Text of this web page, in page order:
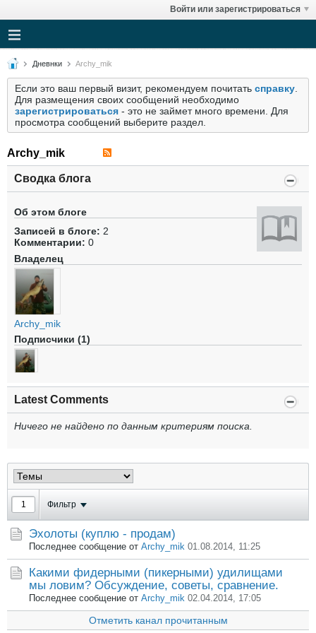
Войти или зарегистрироваться
Дневнки Archy_mik
Если это ваш первый визит, рекомендуем почитать справку
Для размещения своих сообщений необходимо
зарегистрироваться - это не займет много времени. Для
просмотра сообщений выберите раздел.
Archy_mik
Сводка блога
Об этом блоге
Записей в блоге: 2
Комментарии: 0
Владелец
Archy_mik
Подписчики (1)
Latest Comments
Ничего не найдено по данным критериям поиска.
Фильтр
Эхолоты (куплю - продам)
Последнее сообщение от Archy_mik 01.08.2014, 11:25
Какими фидерными (пикерными) удилищами
мы ловим? Обсуждение, советы, сравнение.
Последнее сообщение от Archy_mik 02.04.2014, 17:05
Отметить канал прочитанным